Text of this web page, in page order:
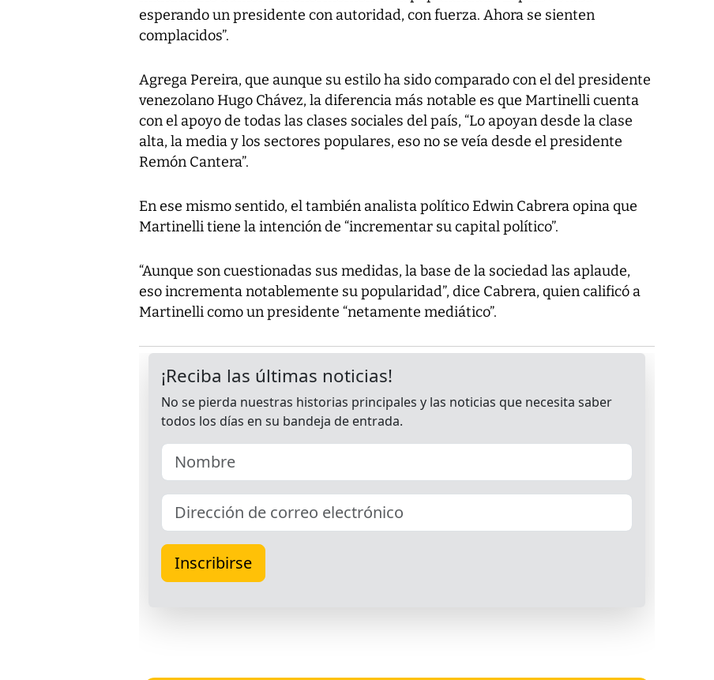
esperando un presidente con autoridad, con fuerza. Ahora se sienten
complacidos”.
Agrega Pereira, que aunque su estilo ha sido comparado con el del presidente
venezolano Hugo Chávez, la diferencia más notable es que Martinelli cuenta
con el apoyo de todas las clases sociales del país, “Lo apoyan desde la clase
alta, la media y los sectores populares, eso no se veía desde el presidente
Remón Cantera”.
En ese mismo sentido, el también analista político Edwin Cabrera opina que
Martinelli tiene la intención de “incrementar su capital político”.
“Aunque son cuestionadas sus medidas, la base de la sociedad las aplaude,
eso incrementa notablemente su popularidad”, dice Cabrera, quien calificó a
Martinelli como un presidente “netamente mediático”.